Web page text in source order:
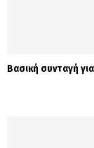
Βασική συνταγή